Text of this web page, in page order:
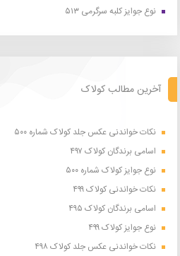
نوع جوایز کلبه سرگرمی ۵۱۳
آخرین مطالب کولاک
نکات خواندنی عکس جلد کولاک شماره ۵۰۰
اسامی برندگان کولاک ۴۹۷
نوع جوایز کولاک شماره ۵۰۰
نکات خواندنی کولاک ۴۹۹
اسامی برندگان کولاک ۴۹۵
نوع جوایز کولاک ۴۹۹
نکات خواندنی عکس جلد کولاک ۴۹۸